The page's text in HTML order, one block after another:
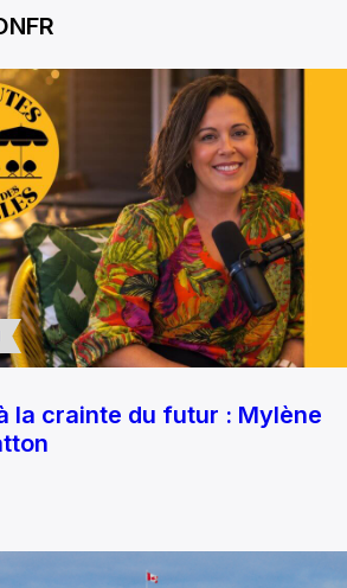
la crainte du futur : Mylène